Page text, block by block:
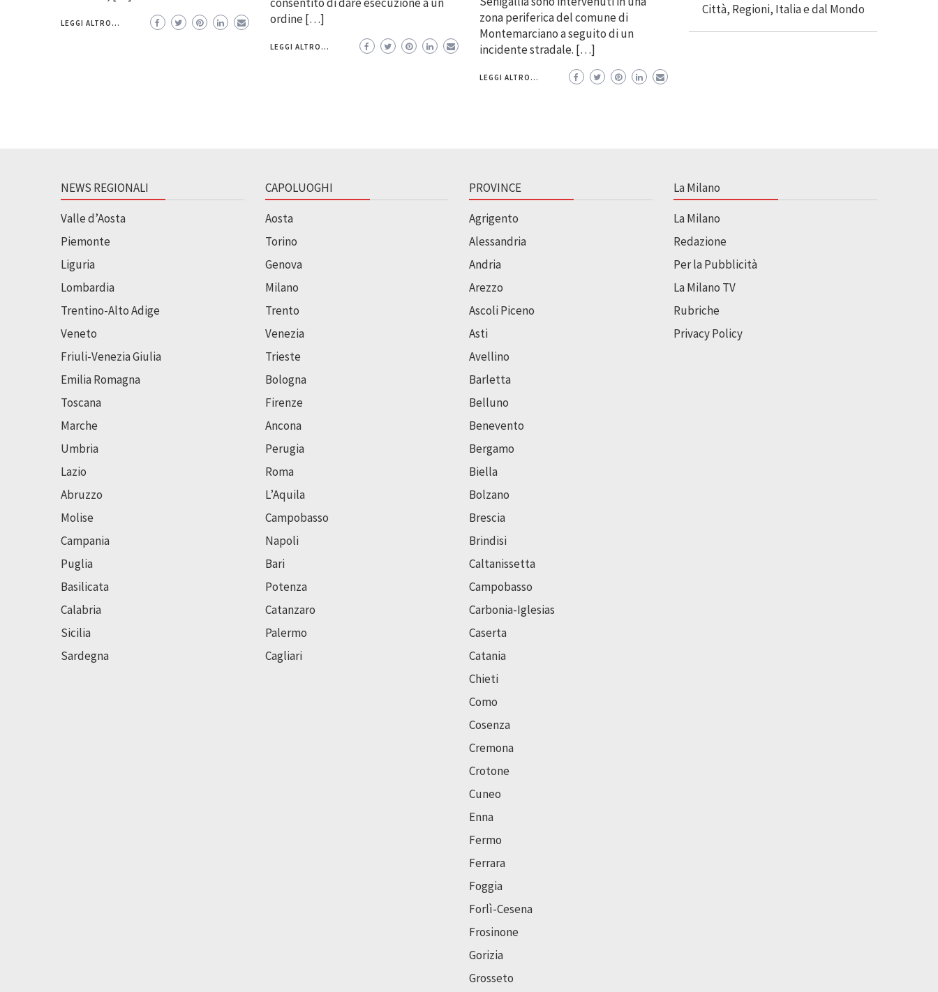
LEGGI ALTRO...
ordine […]
LEGGI ALTRO...
zona periferica del comune di
Montemarciano a seguito di un
incidente stradale. […]
LEGGI ALTRO...
NEWS REGIONALI
Valle d’Aosta
Piemonte
Liguria
Lombardia
Trentino-Alto Adige
Veneto
Friuli-Venezia Giulia
Emilia Romagna
Toscana
Marche
Umbria
Lazio
Abruzzo
Molise
Campania
Puglia
Basilicata
Calabria
Sicilia
Sardegna
CAPOLUOGHI
Aosta
Torino
Genova
Milano
Trento
Venezia
Trieste
Bologna
Firenze
Ancona
Perugia
Roma
L’Aquila
Campobasso
Napoli
Bari
Potenza
Catanzaro
Palermo
Cagliari
PROVINCE
Agrigento
Alessandria
Andria
Arezzo
Ascoli Piceno
Asti
Avellino
Barletta
Belluno
Benevento
Bergamo
Biella
Bolzano
Brescia
Brindisi
Caltanissetta
Campobasso
Carbonia-Iglesias
Caserta
Catania
Chieti
Como
Cosenza
Cremona
Crotone
Cuneo
Enna
Fermo
Ferrara
Foggia
Forlì-Cesena
Frosinone
Gorizia
Grosseto
La Milano
La Milano
Redazione
Per la Pubblicità
La Milano TV
Rubriche
Privacy Policy